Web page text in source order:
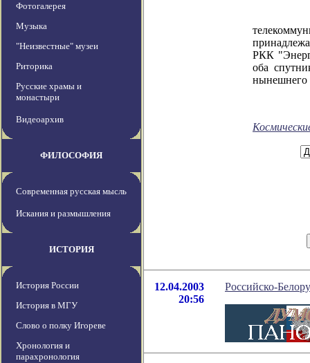
Фотогалерея
Музыка
"Неизвестные" музеи
Риторика
Русские храмы и
монастыри
Видеоархив
ФИЛОСОФИЯ
Современная русская мысль
Искания и размышления
ИСТОРИЯ
История России
История в МГУ
Слово о полку Игореве
Хронология и
парахронология
РКК
оба
нынешнего
12.04.2003
20:56
Российско-